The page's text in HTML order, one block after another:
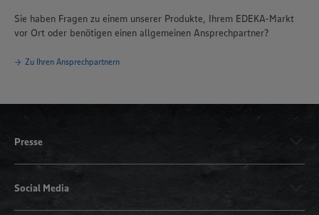
Sie haben Fragen zu einem unserer Produkte, Ihrem EDEKA-Markt
vor Ort oder benötigen einen allgemeinen Ansprechpartner?
Zu Ihren Ansprechpartnern
Presse
Social Media